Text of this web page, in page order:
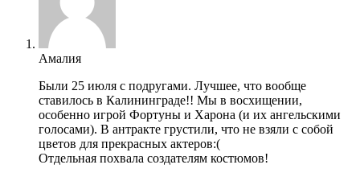
Амалия
Были 25 июля с подругами. Лучшее, что вообще
ставилось в Калининграде!! Мы в восхищении,
особенно игрой Фортуны и Харона (и их ангельскими
голосами). В антракте грустили, что не взяли с собой
цветов для прекрасных актеров:(
Отдельная похвала создателям костюмов!